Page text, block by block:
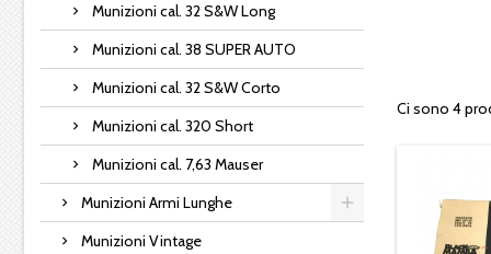
Munizioni cal. 32 S&W Long
Munizioni cal. 38 SUPER AUTO
Munizioni cal. 32 S&W Corto
Munizioni cal. 320 Short
Munizioni cal. 7,63 Mauser
Munizioni Armi Lunghe
Munizioni Vintage
Ci sono 4